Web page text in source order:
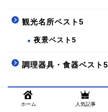
観光名所ベスト5
夜景ベスト5
調理器具・食器ベスト5
プロフィール
ホーム 人気記事